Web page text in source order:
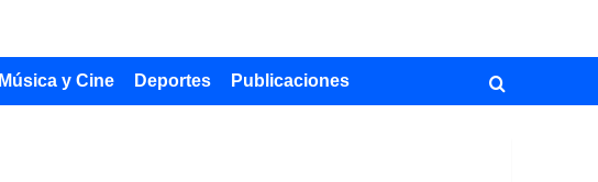
Música y Cine Deportes Publicaciones